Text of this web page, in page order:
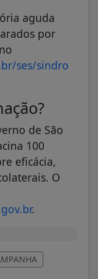
aguda
por
ses/sindro
de São
100
eficácia,
O
.